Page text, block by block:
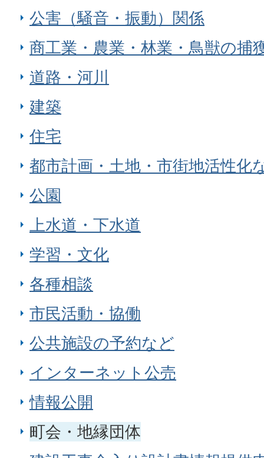
公害（騒音・振動）関係
商工業・農業・林業・鳥獣の捕
道路・河川
建築
住宅
都市計画・土地・市街地活性化
公園
上水道・下水道
学習・文化
各種相談
市民活動・協働
公共施設の予約など
インターネット公売
情報公開
町会・地縁団体